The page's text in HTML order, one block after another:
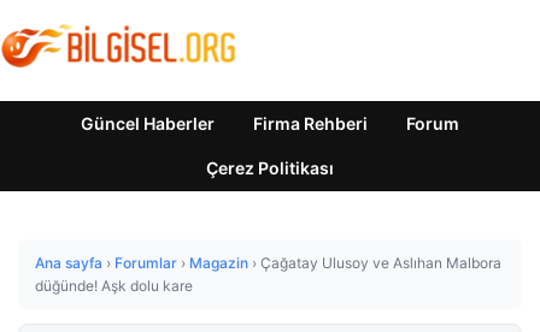
Güncel Haberler Firma Rehberi Forum
Çerez Politikası
Ana sayfa › Forumlar › Magazin › Çağatay Ulusoy ve Aslıhan Malbora
düğünde! Aşk dolu kare